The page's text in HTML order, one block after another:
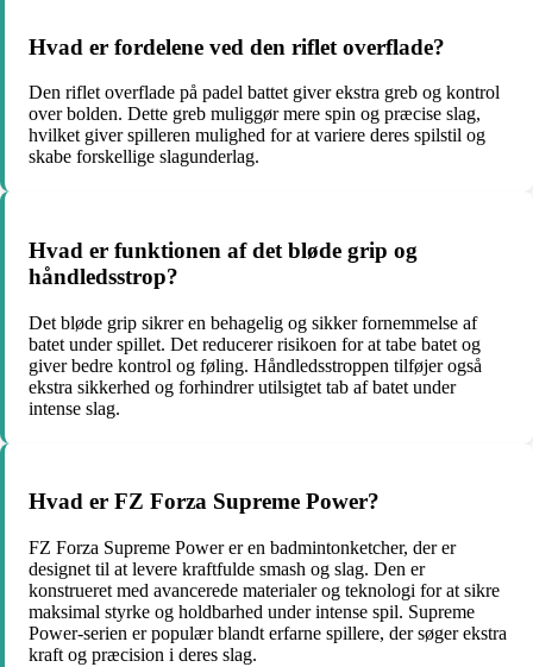
Hvad er fordelene ved den riflet overflade?
Den riflet overflade på padel battet giver ekstra greb og kontrol
over bolden. Dette greb muliggør mere spin og præcise slag,
hvilket giver spilleren mulighed for at variere deres spilstil og
skabe forskellige slagunderlag.
Hvad er funktionen af det bløde grip og
håndledsstrop?
Det bløde grip sikrer en behagelig og sikker fornemmelse af
batet under spillet. Det reducerer risikoen for at tabe batet og
giver bedre kontrol og føling. Håndledsstroppen tilføjer også
ekstra sikkerhed og forhindrer utilsigtet tab af batet under
intense slag.
Hvad er FZ Forza Supreme Power?
FZ Forza Supreme Power er en badmintonketcher, der er
designet til at levere kraftfulde smash og slag. Den er
konstrueret med avancerede materialer og teknologi for at sikre
maksimal styrke og holdbarhed under intense spil. Supreme
Power-serien er populær blandt erfarne spillere, der søger ekstra
kraft og præcision i deres slag.